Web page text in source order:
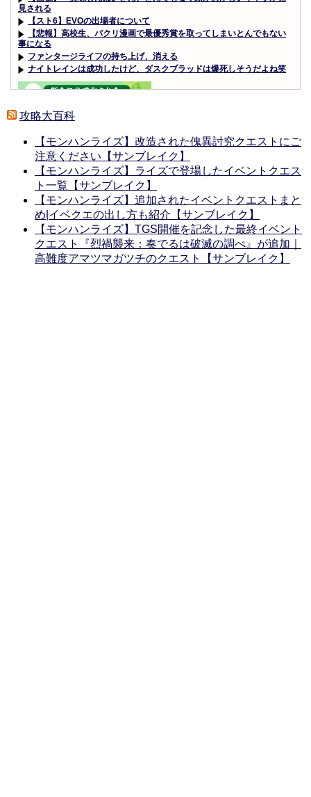
見される
【スト6】EVOの出場者について
【悲報】高校生、パクリ漫画で最優秀賞を取ってしまいとんでもない
事になる
ファンタージライフの持ち上げ、消える
ナイトレインは成功したけど、ダスクブラッドは爆死しそうだよね笑
Powered by livedoor 相互RSS
攻略大百科
【モンハンライズ】改造された傀異討究クエストにご
注意ください【サンブレイク】
【モンハンライズ】ライズで登場したイベントクエス
ト一覧【サンブレイク】
【モンハンライズ】追加されたイベントクエストまと
め|イベクエの出し方も紹介【サンブレイク】
【モンハンライズ】TGS開催を記念した最終イベント
クエスト『烈禍襲来：奏でるは破滅の調べ』が追加｜
高難度アマツマガツチのクエスト【サンブレイク】